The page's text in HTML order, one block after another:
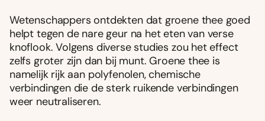
Wetenschappers ontdekten dat groene thee goed
helpt tegen de nare geur na het eten van verse
knoflook. Volgens diverse studies zou het effect
zelfs groter zijn dan bij munt. Groene thee is
namelijk rijk aan polyfenolen, chemische
verbindingen die de sterk ruikende verbindingen
weer neutraliseren.